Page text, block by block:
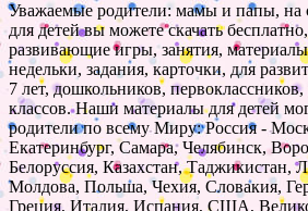
Уважаемые родители: мамы и папы, на
для детей вы можете скачать
развивающие игры, занятия,
недельки, задания, карточки, для
7 лет, дошкольников,
классов. Наши материалы для детей
родители по всему Миру: Россия -
Екатеринбург, Самара, Челябинск,
Белоруссия, Казахстан, Таджикистан,
Молдова, Польша, Чехия, Словакия,
Греция, Италия, Испания, США,